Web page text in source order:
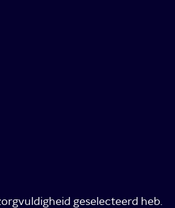
geselecteerd heb.